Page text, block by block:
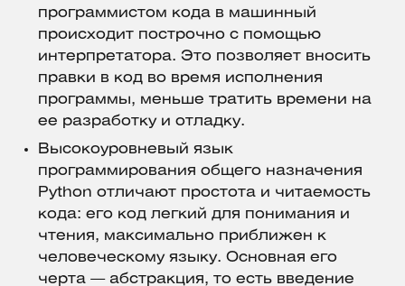
программистом кода в машинный
происходит построчно с помощью
интерпретатора. Это позволяет вносить
правки в код во время исполнения
программы, меньше тратить времени на
ее разработку и отладку.
Высокоуровневый язык
программирования общего назначения
Python отличают простота и читаемость
кода: его код легкий для понимания и
чтения, максимально приближен к
человеческому языку. Основная его
черта — абстракция, то есть введение